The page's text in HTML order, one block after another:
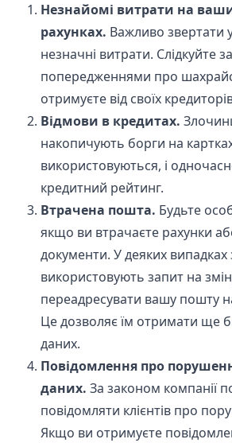
Незнайомі витрати на
рахунках. Важливо звертати
незначні витрати. Слідкуйте
попередженнями про
отримуєте від своїх
Відмови в кредитах.
накопичують борги на
використовуються, і
кредитний рейтинг.
Втрачена пошта. Будьте
якщо ви втрачаєте рахунки
документи. У деяких випадках
використовують запит на
переадресувати вашу пошту
Це дозволяє їм отримати ще
даних.
Повідомлення про
даних. За законом компанії
повідомляти клієнтів про
Якщо ви отримуєте